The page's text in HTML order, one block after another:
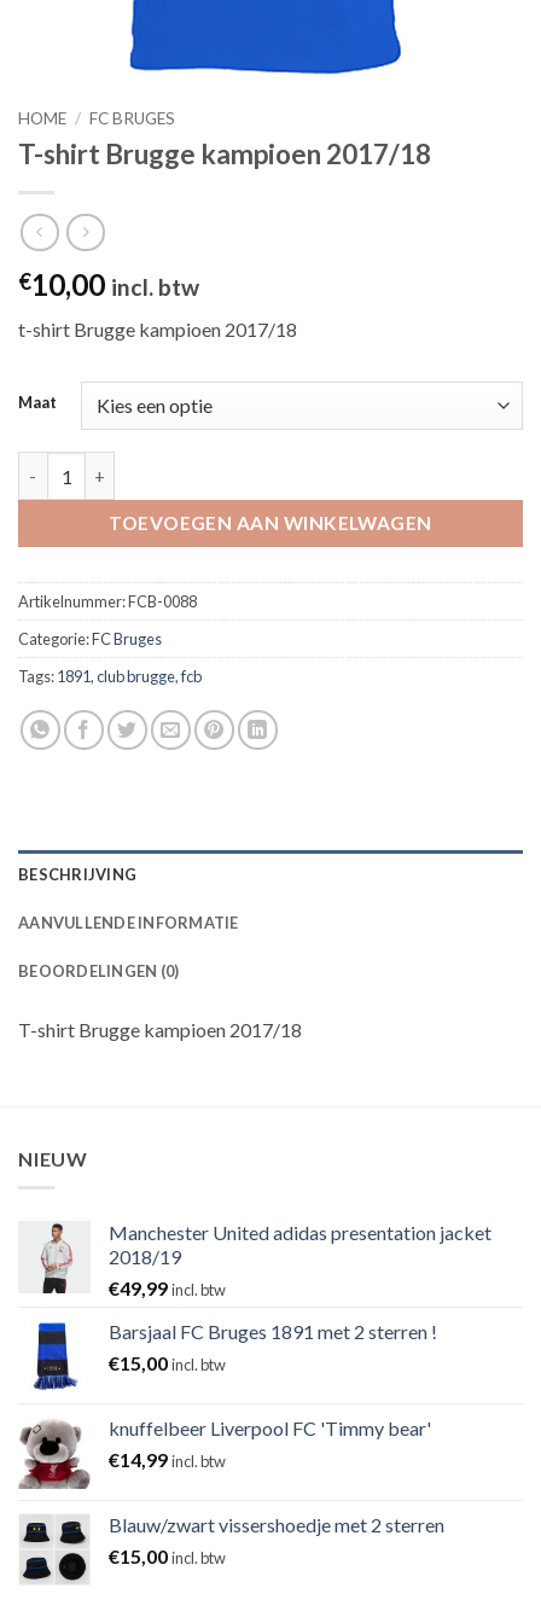
HOME / FC BRUGES
T-shirt Brugge kampioen 2017/18
€10,00 incl. btw
t-shirt Brugge kampioen 2017/18
Maat
TOEVOEGEN AAN WINKELWAGEN
Artikelnummer:FCB-0088
Categorie:FC Bruges
Tags:1891,club brugge,fcb
BESCHRIJVING
AANVULLENDE INFORMATIE
BEOORDELINGEN (0)
T-shirt Brugge kampioen 2017/18
NIEUW
Manchester United adidas presentation jacket
2018/19
€49,99incl. btw
Barsjaal FC Bruges 1891 met 2 sterren !
€15,00incl. btw
knuffelbeer Liverpool FC 'Timmy bear'
€14,99incl. btw
Blauw/zwart vissershoedje met 2 sterren
€15,00incl. btw